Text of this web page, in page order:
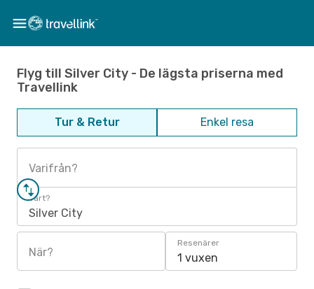
Flyg till Silver City - De lägsta priserna med
Travellink
Tur & Retur Enkel resa
Varifrån?
Vart?
Silver City
När?
Resenärer
1 vuxen